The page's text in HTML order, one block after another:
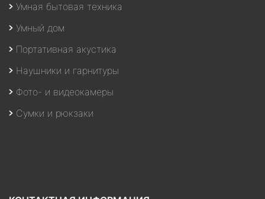
Умная бытовая техника
Умный дом
Портативная акустика
Наушники и гарнитуры
Фото- и видеокамеры
Сумки и рюкзаки